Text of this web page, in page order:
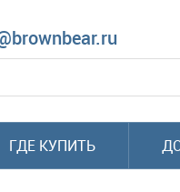
ГДЕ КУПИТЬ